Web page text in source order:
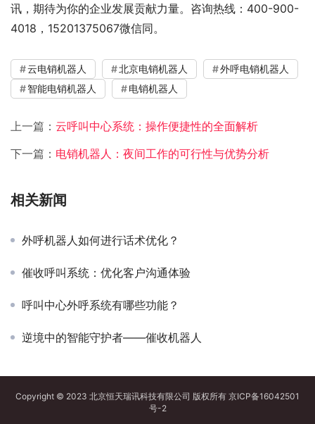
讯，期待为你的企业发展贡献力量。咨询热线：400-900-
4018，15201375067微信同。
云电销机器人 北京电销机器人
外呼电销机器人
智能电销机器人
电销机器人
上一篇： 云呼叫中心系统：操作便捷性的全面解析
下一篇： 电销机器人：夜间工作的可行性与优势分析
相关新闻
外呼机器人如何进行话术优化？
催收呼叫系统：优化客户沟通体验
呼叫中心外呼系统有哪些功能？
逆境中的智能守护者——催收机器人
Copyright © 2023 北京恒天瑞讯科技有限公司 版权所有 京ICP备16042501
号-2